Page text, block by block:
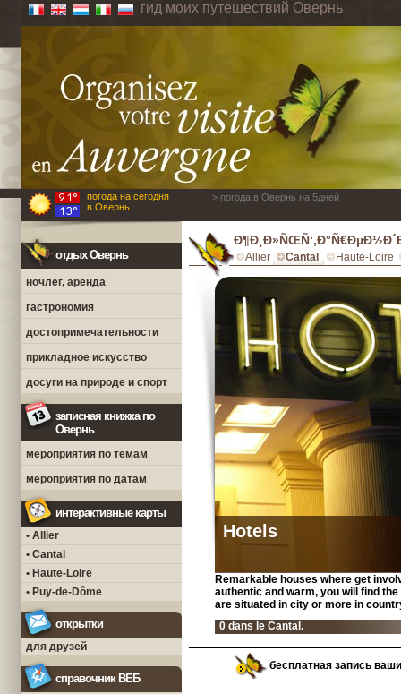
гид моих путешествий Овернь
погода на сегодня
в Овернь
> погода в Овернь на 5дней
отдых Овернь
ночлег, аренда
гастрономия
достопримечательности
прикладное искусство
досуги на природе и спорт
записная книжка по
Овернь
мероприятия по темам
мероприятия по датам
интерактивные карты
• Allier
• Cantal
• Haute-Loire
• Puy-de-Dôme
открытки
для друзей
справочник ВЕБ
Allier Cantal Haute-Loire
Hotels
Remarkable houses where get
authentic and warm, you will find
are situated in city or more in
0 dans le Cantal.
бесплатная запись